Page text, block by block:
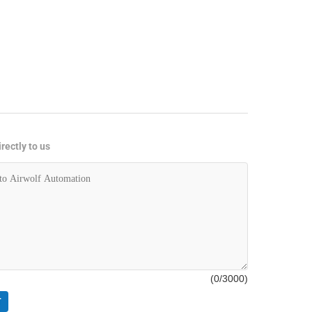
to us
(0/3000)